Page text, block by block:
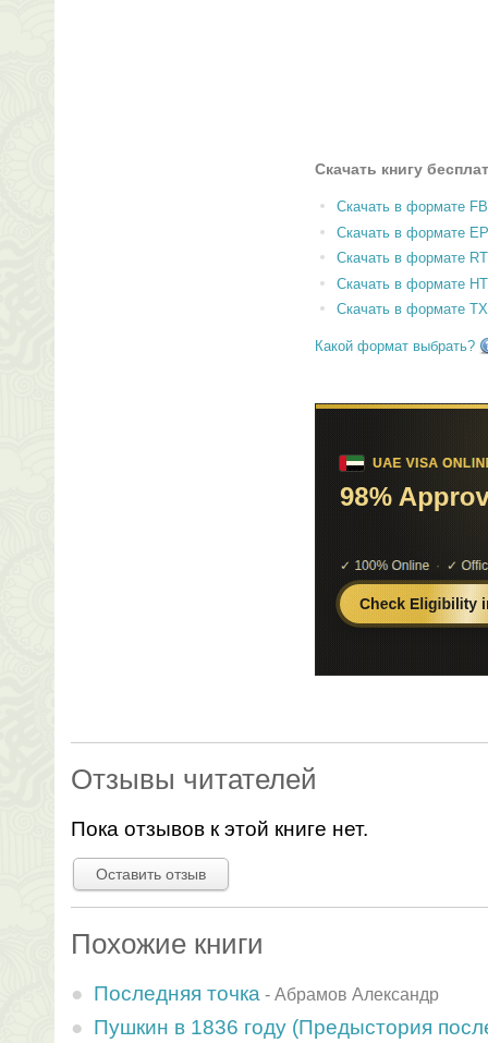
Скачать книгу
Скачать в формате
Скачать в формате
Скачать в формате
Скачать в формате
Скачать в формате
Какой формат выбрать?
Отзывы читателей
Пока отзывов к этой книге нет.
Оставить отзыв
Похожие книги
Последняя точка - Абрамов Александр
Пушкин в 1836 году (Предыстория